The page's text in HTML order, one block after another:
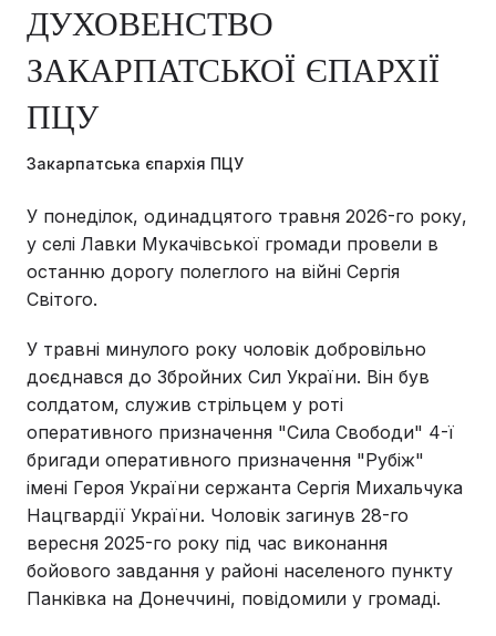
ДУХОВЕНСТВО
ЗАКАРПАТСЬКОЇ ЄПАРХІЇ
ПЦУ
Закарпатська єпархія ПЦУ
У понеділок, одинадцятого травня 2026-го року,
у селі Лавки Мукачівської громади провели в
останню дорогу полеглого на війні Сергія
Світого.
У травні минулого року чоловік добровільно
доєднався до Збройних Сил України. Він був
солдатом, служив стрільцем у роті
оперативного призначення "Сила Свободи" 4-ї
бригади оперативного призначення "Рубіж"
імені Героя України сержанта Сергія Михальчука
Нацгвардії України. Чоловік загинув 28-го
вересня 2025-го року під час виконання
бойового завдання у районі населеного пункту
Панківка на Донеччині, повідомили у громаді.